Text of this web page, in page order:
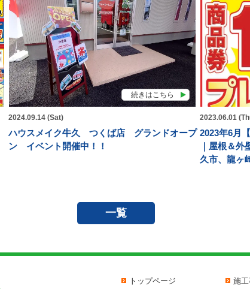
続きはこちら
2024.09.14 (Sat)
ハウスメイク牛久 つくば店 グランドオープ
ン イベント開催中！！
2023.06.01
2023年6月
｜屋根＆
久市、龍ヶ
一覧
トップページ
施